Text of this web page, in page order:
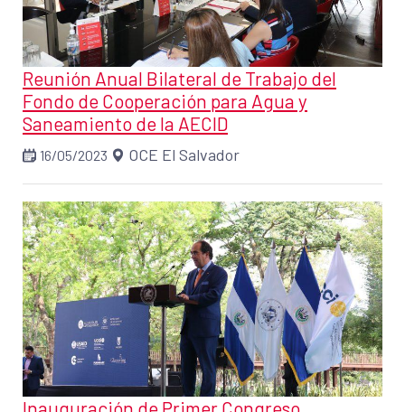
Reunión Anual Bilateral de Trabajo del
Fondo de Cooperación para Agua y
Saneamiento de la AECID
16/05/2023 OCE El Salvador